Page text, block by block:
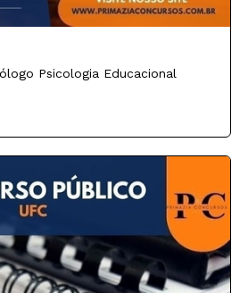
Psicologia Educacional